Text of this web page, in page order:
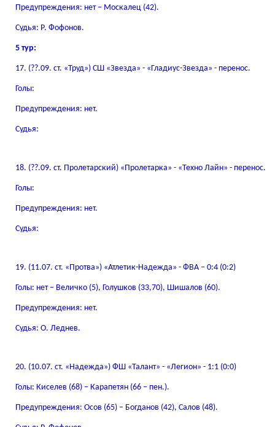
Предупреждения: нет – Москалец (42).
Судья: Р. Фофонов.
5 тур:
17. (??.09. ст. «Труд») СШ «Звезда» - «Гладиус-Звезда» - перенос.
Голы:
Предупреждения: нет.
Судья:
18. (??.09. ст. Пролетарский) «Пролетарка» - «Техно Лайн» - перенос.
Голы:
Предупреждения: нет.
Судья:
19. (11.07. ст. «Протва») «Атлетик-Надежда» - ФВА – 0:4 (0:2)
Голы: нет – Величко (5), Голушков (33,70), Шишалов (60).
Предупреждения: нет.
Судья: О. Леднев.
20. (10.07. ст. «Надежда») ФШ «Талант» - «Легион» - 1:1 (0:0)
Голы: Киселев (68) – Карапетян (66 – пен.).
Предупреждения: Осов (65) – Богданов (42), Салов (48).